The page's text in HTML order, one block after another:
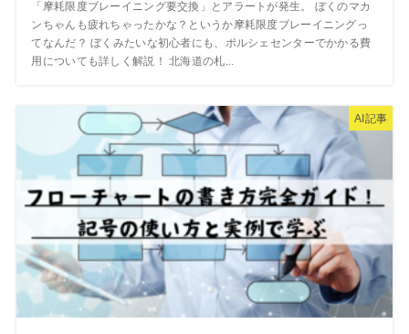
「摩耗限度ブレーイニング要交換」とアラートが発生。 ぼくのマカ
ンちゃんも疲れちゃったかな？というか摩耗限度ブレーイニングっ
てなんだ？ ぼくみたいな初心者にも、ポルシェセンターでかかる費
用についても詳しく解説！ 北海道の札...
AI記事